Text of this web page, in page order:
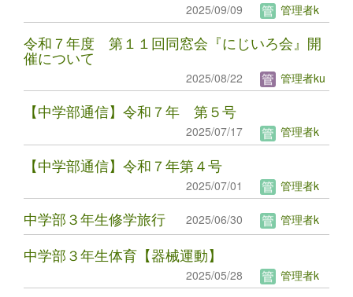
2025/09/09 管理者k
令和７年度 第１１回同窓会『にじいろ会』開
催について
2025/08/22 管理者ku
【中学部通信】令和７年 第５号
2025/07/17 管理者k
【中学部通信】令和７年第４号
2025/07/01 管理者k
中学部３年生修学旅行 2025/06/30 管理者k
中学部３年生体育【器械運動】
2025/05/28 管理者k